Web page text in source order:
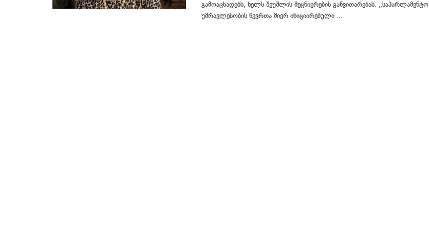
გამოაცხადებს, ხელს შეუშლის მეცნიერების განვითარებას. „საპარლამენტო
უმრავლესობის წევრთა მიერ ინიციირებული ...